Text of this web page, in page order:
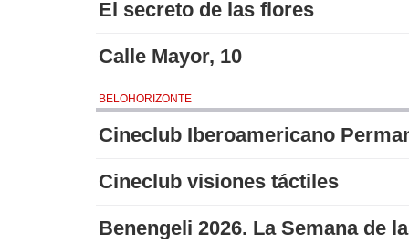
El secreto de las flores
Calle Mayor, 10
BELOHORIZONTE
Cineclub Iberoamericano
Cineclub visiones táctiles
Benengeli 2026. La Semana de